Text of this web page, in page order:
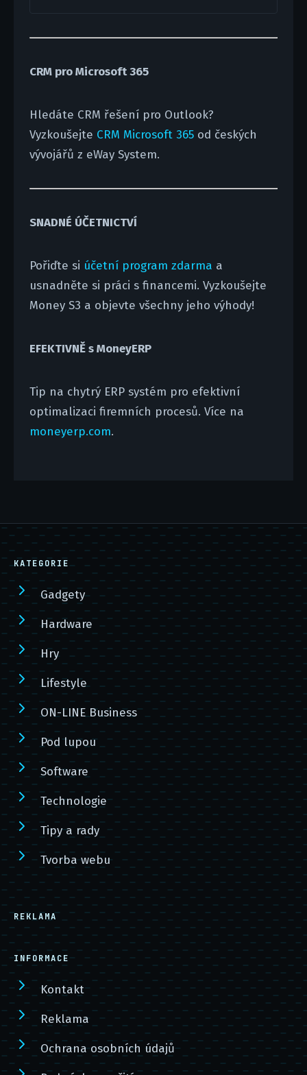
CRM pro Microsoft 365
Hledáte CRM řešení pro Outlook?
Vyzkoušejte CRM Microsoft 365od českých
vývojářů z eWay System.
SNADNÉ ÚČETNICTVÍ
Pořiďte si účetní program zdarma a
usnadněte si práci s financemi. Vyzkoušejte
Money S3 a objevte všechny jeho výhody!
EFEKTIVNĚ s MoneyERP
Tip na chytrý ERP systém pro efektivní
optimalizaci firemních procesů. Více na
moneyerp.com.
KATEGORIE
Gadgety
Hardware
Hry
Lifestyle
ON-LINE Business
Pod lupou
Software
Technologie
Tipy a rady
Tvorba webu
REKLAMA
INFORMACE
Kontakt
Reklama
Ochrana osobních údajů